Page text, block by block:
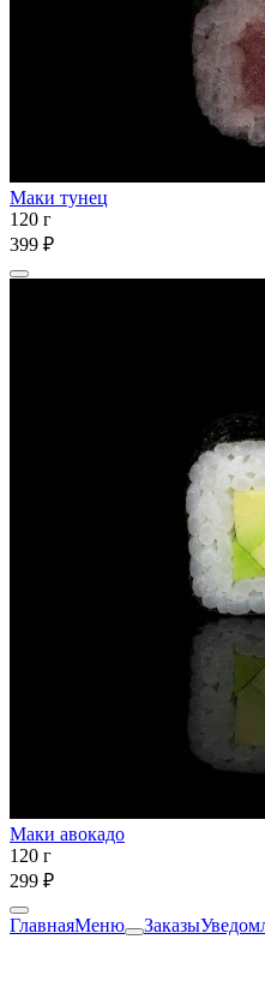
Маки тунец
120 г
399 ₽
Маки авокадо
120 г
299 ₽
ГлавнаяМеню Заказы